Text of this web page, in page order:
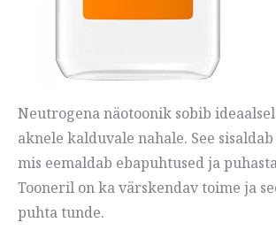
Neutrogena näotoonik sobib
aknele kalduvale nahale. See
mis eemaldab ebapuhtused ja
Tooneril on ka värskendav toime ja
puhta tunde.